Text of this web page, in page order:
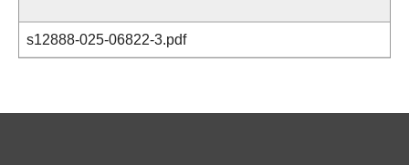
s12888-025-06822-3.pdf